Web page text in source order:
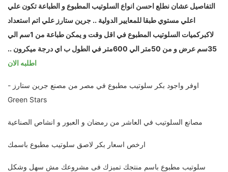
التفاصيل عشان نطلع احسن انواع السلوتيب المطبوع و الطباعة تكون علي
اعلي مستوي طبقا للمعايير الدولية .. جرين ستارز علي اتم استعداد
لاكبركميات السلوتيب المطبوع في اقل وقت و يمكن طباعة من 1سم الي
35سم عرض و من 50متر الي 600متر في الطول ب اي درجة ميكرون ..
اطلبه الان
اوفر واجود بكر سلوتيب مطبوع في مصر من مصنع جرين ستارز -
Green Stars
مصانع السلوتيب في العاشر من رمضان و العبور و انشاص الصناعية
ارخص اسعار بكر لاصق سلوتيب مطبوع باسمك
سلوتيب مطبوع باسم منتجك تميزك فى مشروعك مش سهل وشكل